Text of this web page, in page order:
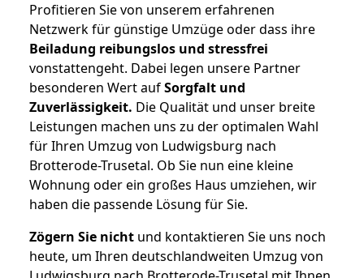
Profitieren Sie von unserem erfahrenen
Netzwerk für günstige Umzüge oder dass ihre
Beiladung reibungslos und stressfrei
vonstattengeht. Dabei legen unsere Partner
besonderen Wert aufSorgfalt und
Zuverlässigkeit. Die Qualität und unser breite
Leistungen machen uns zu der optimalen Wahl
für Ihren Umzug von Ludwigsburg nach
Brotterode-Trusetal. Ob Sie nun eine kleine
Wohnung oder ein großes Haus umziehen, wir
haben die passende Lösung für Sie.
Zögern Sie nicht und kontaktieren Sie uns noch
heute, um Ihren deutschlandweiten Umzug von